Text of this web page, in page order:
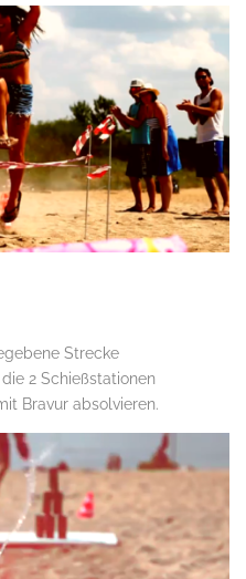
Strecke
2 Schießstationen
Bravur absolvieren.